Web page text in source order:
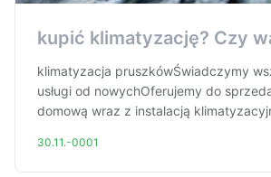
kupić klimatyzację? Czy
klimatyzacja pruszkówŚwiadczymy
usługi od nowychOferujemy do
domową wraz z instalacją
30.11.-0001